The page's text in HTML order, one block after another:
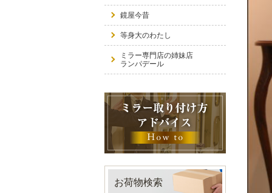
鏡屋今昔
等身大のわたし
ミラー専門店の姉妹店
ランパデール
お荷物検索